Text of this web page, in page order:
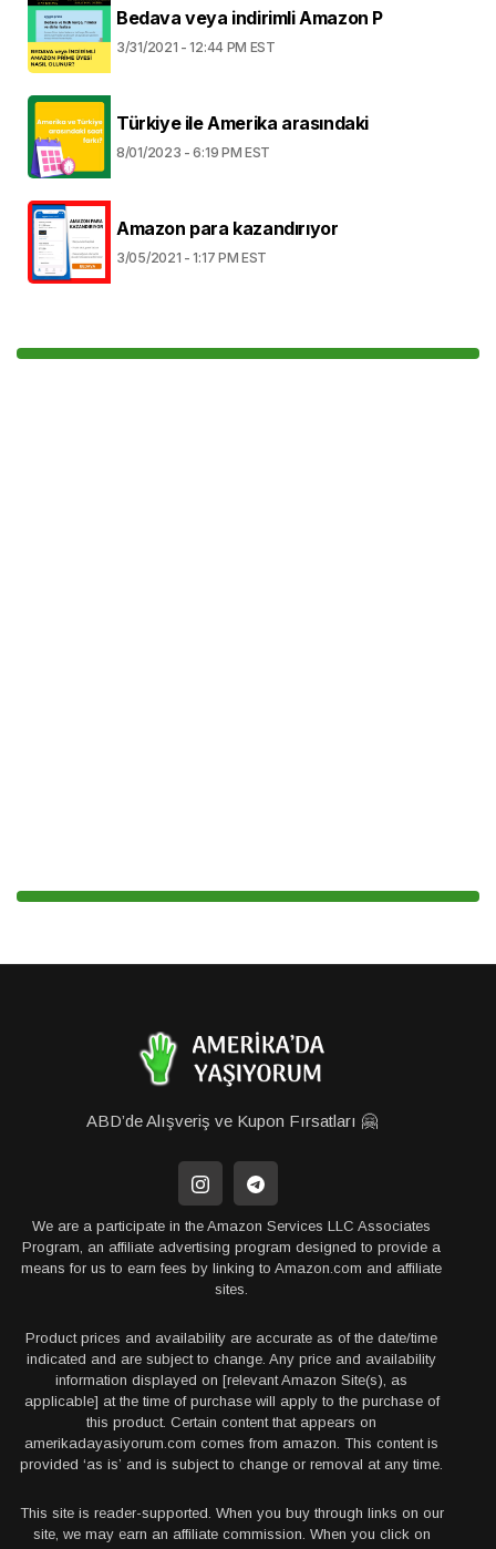
Bedava veya indirimli Amazon P
3/31/2021 - 12:44 PM EST
Türkiye ile Amerika arasındaki
8/01/2023 - 6:19 PM EST
Amazon para kazandırıyor
3/05/2021 - 1:17 PM EST
ABD’de Alışveriş ve Kupon Fırsatları 🤗
We are a participate in the Amazon Services LLC Associates
Program, an affiliate advertising program designed to provide a
means for us to earn fees by linking to Amazon.com and affiliate
sites.
Product prices and availability are accurate as of the date/time
indicated and are subject to change. Any price and availability
information displayed on [relevant Amazon Site(s), as
applicable] at the time of purchase will apply to the purchase of
this product. Certain content that appears on
amerikadayasiyorum.com comes from amazon. This content is
provided ‘as is’ and is subject to change or removal at any time.
This site is reader-supported. When you buy through links on our
site, we may earn an affiliate commission. When you click on